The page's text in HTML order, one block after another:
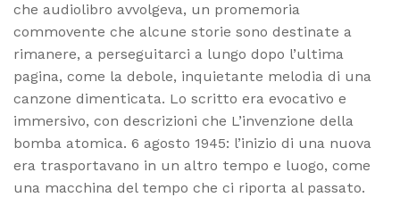
che audiolibro avvolgeva, un promemoria
commovente che alcune storie sono destinate a
rimanere, a perseguitarci a lungo dopo l’ultima
pagina, come la debole, inquietante melodia di una
canzone dimenticata. Lo scritto era evocativo e
immersivo, con descrizioni che L’invenzione della
bomba atomica. 6 agosto 1945: l’inizio di una nuova
era trasportavano in un altro tempo e luogo, come
una macchina del tempo che ci riporta al passato.